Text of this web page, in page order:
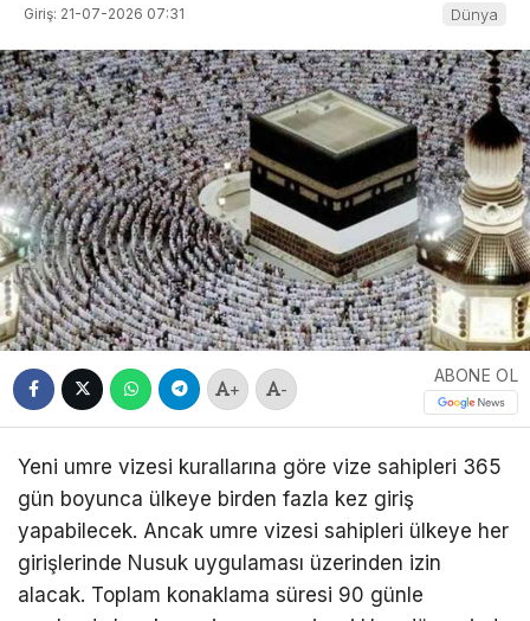
Giriş: 21-07-2026 07:31 Dünya
+ -
ABONE OL
Yeni umre vizesi kurallarına göre vize sahipleri 365
gün boyunca ülkeye birden fazla kez giriş
yapabilecek. Ancak umre vizesi sahipleri ülkeye her
girişlerinde Nusuk uygulaması üzerinden izin
alacak. Toplam konaklama süresi 90 günle